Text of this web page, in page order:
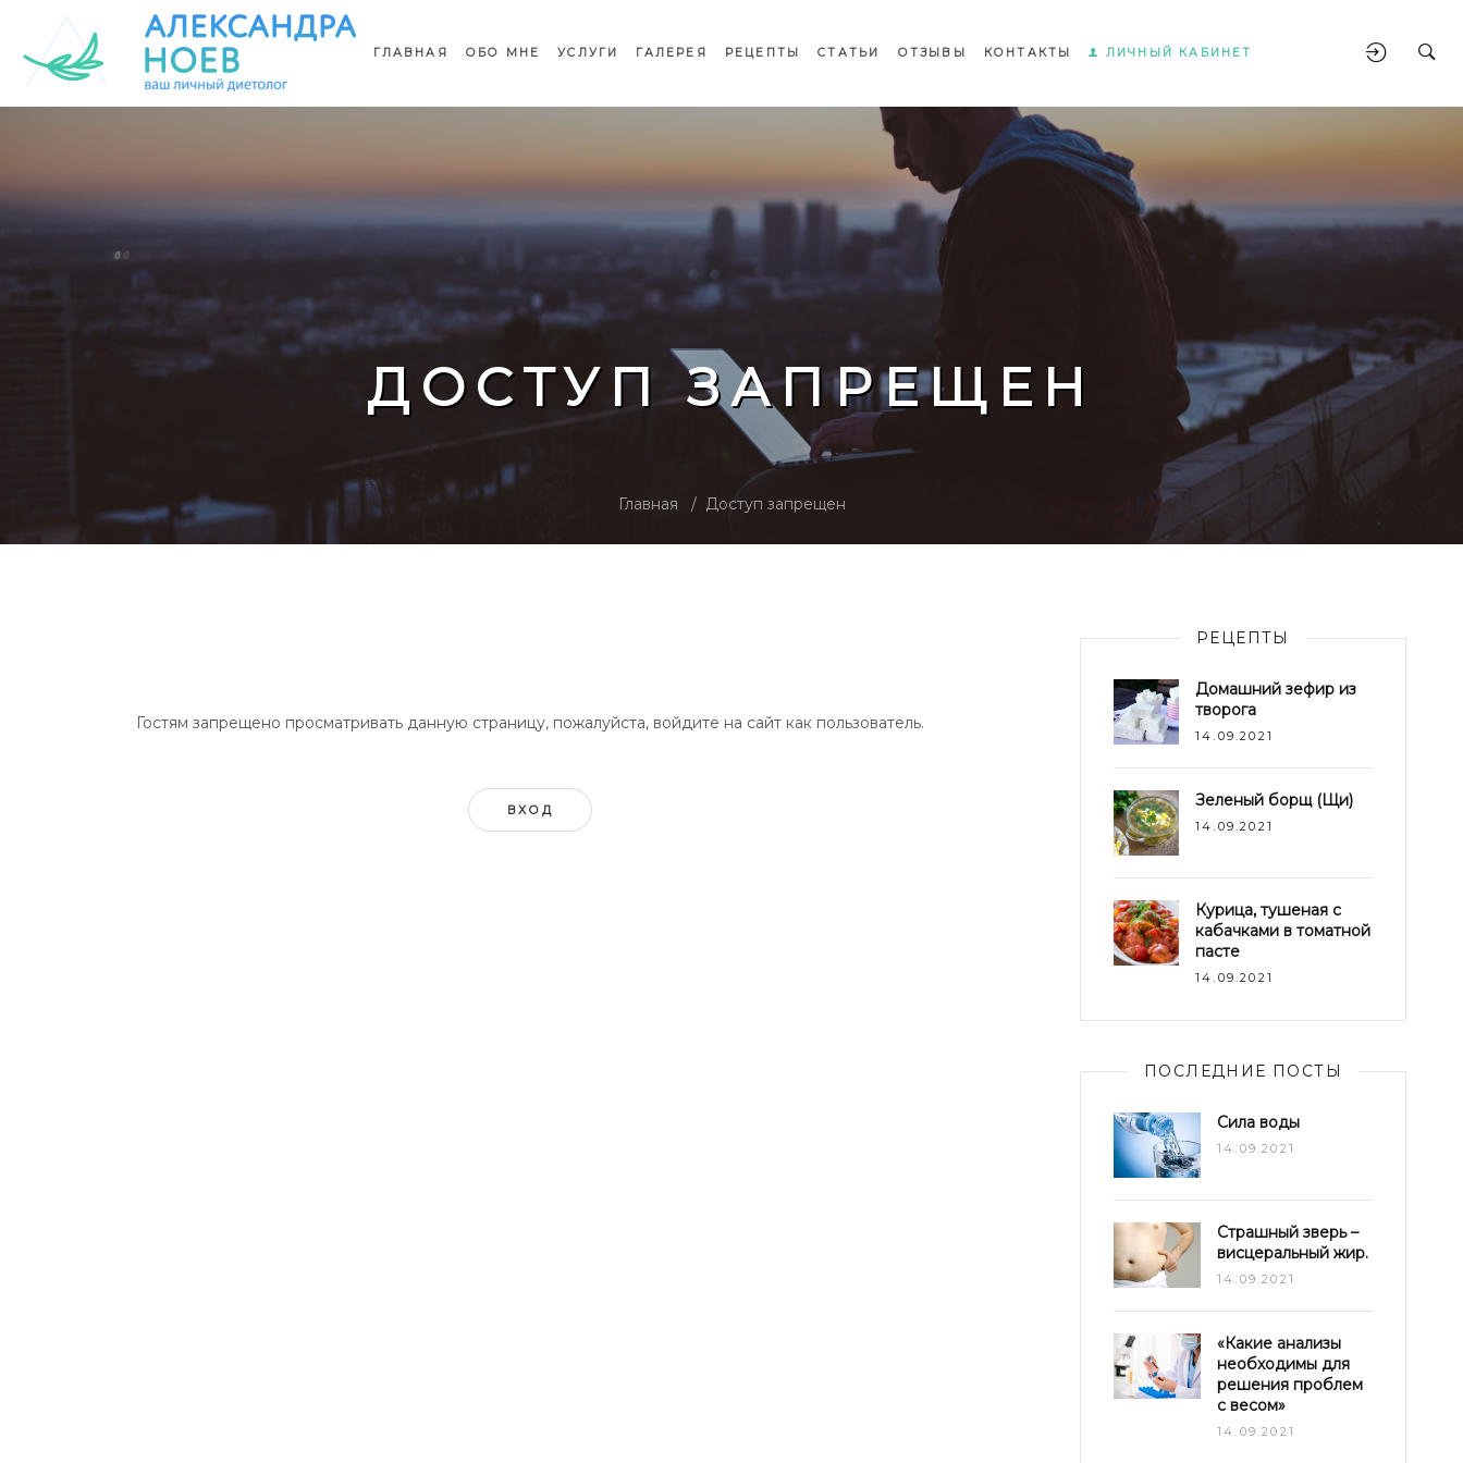
ГЛАВНАЯ ОБО МНЕ УСЛУГИ ГАЛЕРЕЯ РЕЦЕПТЫ СТАТЬИ ОТЗЫВЫ КОНТАКТЫ ЛИЧНЫЙ КАБИНЕТ
ДОСТУП ЗАПРЕЩЕН
Главная Доступ запрещен
Гостям запрещено просматривать данную страницу, пожалуйста, войдите на сайт как пользователь.
ВХОД
РЕЦЕПТЫ
Домашний зефир из
творога
14.09.2021
Зеленый борщ (Щи)
14.09.2021
Курица, тушеная с
кабачками в томатной
пасте
14.09.2021
ПОСЛЕДНИЕ ПОСТЫ
Сила воды
14.09.2021
Страшный зверь –
висцеральный жир.
14.09.2021
«Какие анализы
необходимы для
решения проблем
с весом»
14.09.2021